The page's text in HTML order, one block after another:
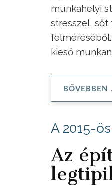
munkahelyi
stresszel, sőt
kieső
BŐVEBBEN
A 2015-
Az